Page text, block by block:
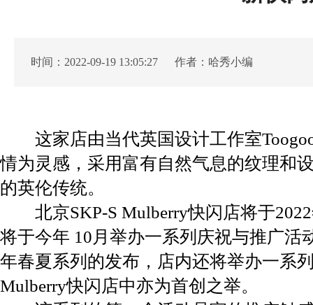
时间：2022-09-19 13:05:27 作者：哈秀小编
这家店由当代英国设计工作室
情为灵感，采用富有自然气息的纹理和
的英伦传统。
北京SKP-S Mulberry快闪店将于2022
将于今年 10月举办一系列庆祝与推广活
年春夏系列的发布，店内还将举办一系
Mulberry快闪店中亦为首创之举。